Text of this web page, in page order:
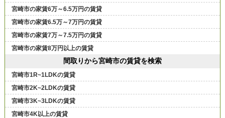
宮崎市の家賃6万～6.5万円の賃貸
宮崎市の家賃6.5万～7万円の賃貸
宮崎市の家賃7万～7.5万円の賃貸
宮崎市の家賃8万円以上の賃貸
間取りから宮崎市の賃貸を検索
宮崎市1R~1LDKの賃貸
宮崎市2K~2LDKの賃貸
宮崎市3K~3LDKの賃貸
宮崎市4K以上の賃貸